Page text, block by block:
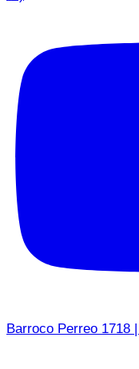
Barroco Perreo 1718